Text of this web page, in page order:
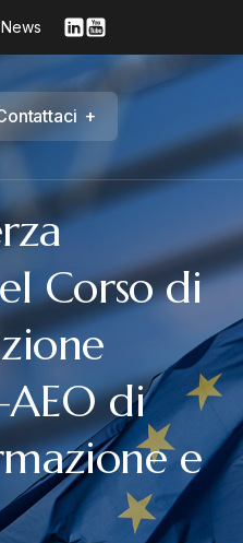
ontattaci +
Corso di
di
e